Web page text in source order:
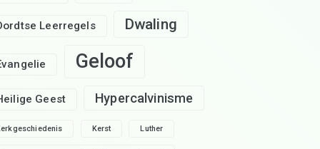
Leerregels Dwaling
Geloof
Geest Hypercalvinisme
Kerst Luther